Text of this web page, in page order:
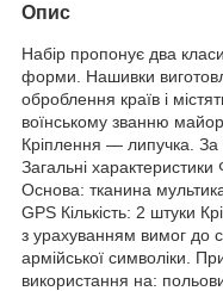
Опис
Набір пропонує два
форми. Нашивки
оброблення країв і
воїнському званню
Кріплення — липучка.
Загальні
Основа: тканина
GPS Кількість: 2 штуки
з урахуванням вимог до
армійської символіки.
використання на: